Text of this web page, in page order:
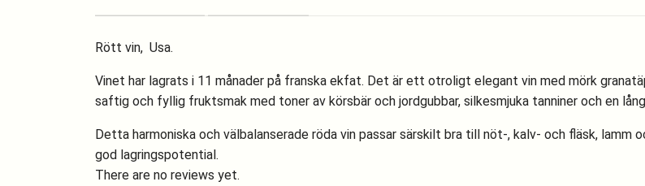
Rött vin, Usa.
Vinet har lagrats i 11 månader på franska ekfat. Det är ett otroligt elegant vin med mörk
saftig och fyllig fruktsmak med toner av körsbär och jordgubbar, silkesmjuka tanniner och en
Detta harmoniska och välbalanserade röda vin passar särskilt bra till nöt-, kalv- och fläsk, lamm
god lagringspotential.
There are no reviews yet.